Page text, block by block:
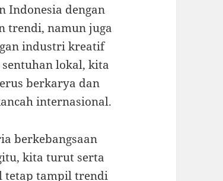
Indonesia dengan
trendi, namun juga
industri kreatif
lokal, kita
berkarya dan
internasional.
berkebangsaan
kita turut serta
tetap tampil trendi